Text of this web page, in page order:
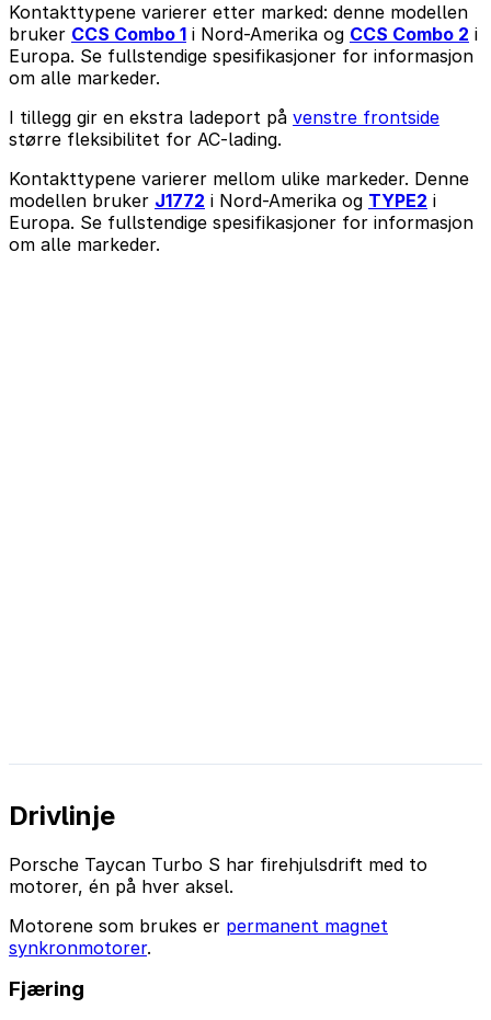
Kontakttypene varierer etter marked: denne modellen
bruker CCS Combo 1 i Nord-Amerika og CCS Combo 2 i
Europa. Se fullstendige spesifikasjoner for informasjon
om alle markeder.
I tillegg gir en ekstra ladeport på venstre frontside
større fleksibilitet for AC-lading.
Kontakttypene varierer mellom ulike markeder. Denne
modellen bruker J1772 i Nord-Amerika og TYPE2 i
Europa. Se fullstendige spesifikasjoner for informasjon
om alle markeder.
Drivlinje
Porsche Taycan Turbo S har firehjulsdrift med to
motorer, én på hver aksel.
Motorene som brukes er permanent magnet
synkronmotorer.
Fjæring